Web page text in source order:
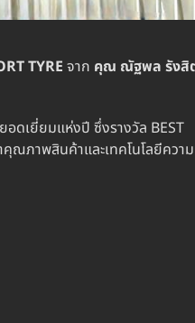
TYRE จาก คุณ ณัฐพล รังสิ
ดเยี่ยมแห่งปี ซึ่งรางวัล BEST
ณภาพสินค้าและเทคโนโลยีความ